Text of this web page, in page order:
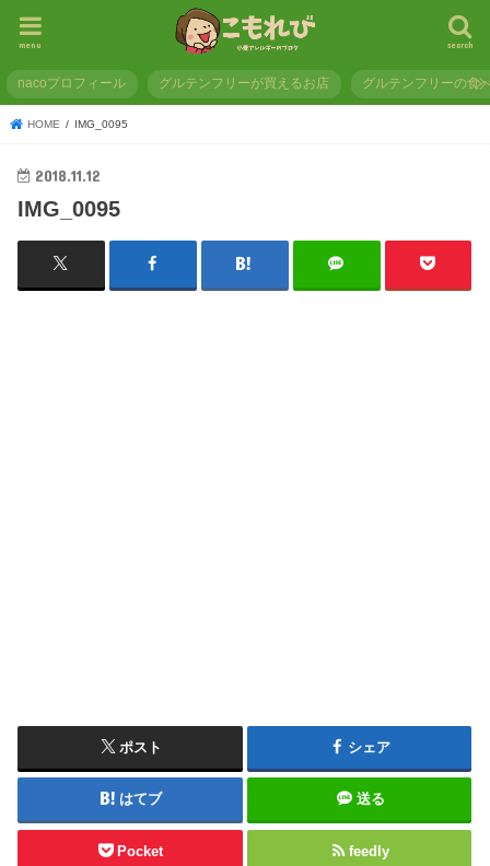
search
menu
nacoプロフィール グルテンフリーが買えるお店 グルテンフリーの食
HOME IMG_0095
2018.11.12
IMG_0095
ポスト シェア
はてブ 送る
Pocket feedly